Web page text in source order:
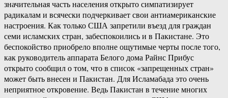
значительная часть населения открыто симпатизирует
радикалам и всячески подчеркивает свои антиамериканские
настроения. Как только США запретили въезд для граждан
семи исламских стран, забеспокоились и в Пакистане. Это
беспокойство приобрело вполне ощутимые черты после того,
как руководитель аппарата Белого дома Райнс Прибус
открыто сообщил о том, что в список «запрещенных стран»
может быть внесен и Пакистан. Для Исламабада это очень
неприятное откровение. Ведь Пакистан в течение многих